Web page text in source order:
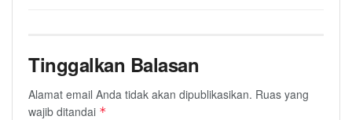
Tinggalkan Balasan
Alamat email Anda tidak akan dipublikasikan. Ruas yang
wajib ditandai *